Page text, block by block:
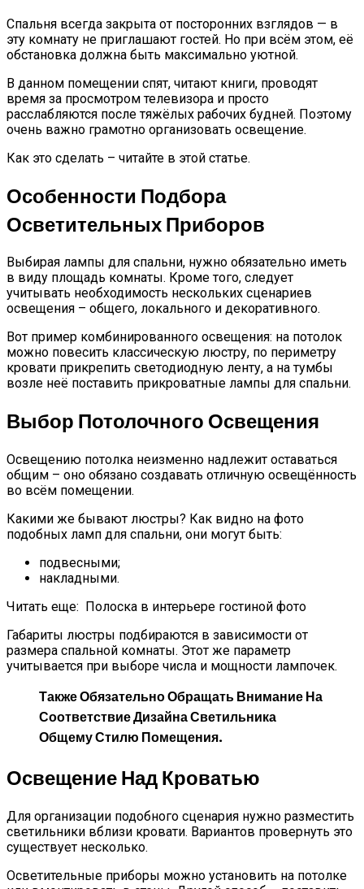
Спальня всегда закрыта от посторонних взглядов — в
эту комнату не приглашают гостей. Но при всём этом, её
обстановка должна быть максимально уютной.
В данном помещении спят, читают книги, проводят
время за просмотром телевизора и просто
расслабляются после тяжёлых рабочих будней. Поэтому
очень важно грамотно организовать освещение.
Как это сделать – читайте в этой статье.
Особенности Подбора
Осветительных Приборов
Выбирая лампы для спальни, нужно обязательно иметь
в виду площадь комнаты. Кроме того, следует
учитывать необходимость нескольких сценариев
освещения – общего, локального и декоративного.
Вот пример комбинированного освещения: на потолок
можно повесить классическую люстру, по периметру
кровати прикрепить светодиодную ленту, а на тумбы
возле неё поставить прикроватные лампы для спальни.
Выбор Потолочного Освещения
Освещению потолка неизменно надлежит оставаться
общим – оно обязано создавать отличную освещённость
во всём помещении.
Какими же бывают люстры? Как видно на фото
подобных ламп для спальни, они могут быть:
подвесными;
накладными.
Читать еще:
Полоска в интерьере гостиной фото
Габариты люстры подбираются в зависимости от
размера спальной комнаты. Этот же параметр
учитывается при выборе числа и мощности лампочек.
Также Обязательно Обращать Внимание На
Соответствие Дизайна Светильника
Общему Стилю Помещения.
Освещение Над Кроватью
Для организации подобного сценария нужно разместить
светильники вблизи кровати. Вариантов провернуть это
существует несколько.
Осветительные приборы можно установить на потолке